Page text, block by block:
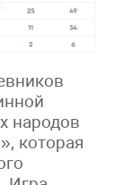
народов
которая